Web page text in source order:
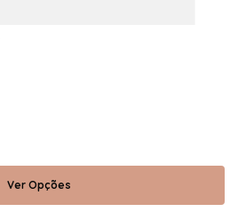
Ver Opções